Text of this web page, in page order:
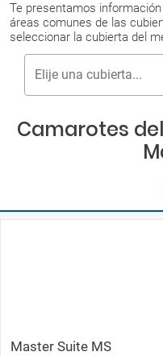
Te presentamos
áreas comunes de las
seleccionar la cubierta del
Elije una cubierta...
Camarotes
Master Suite MS